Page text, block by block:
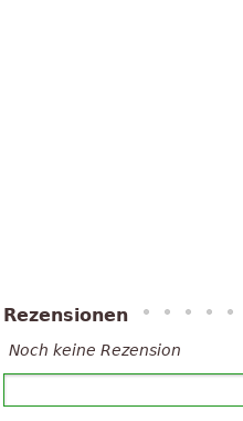
Rezensionen
Noch keine Rezension